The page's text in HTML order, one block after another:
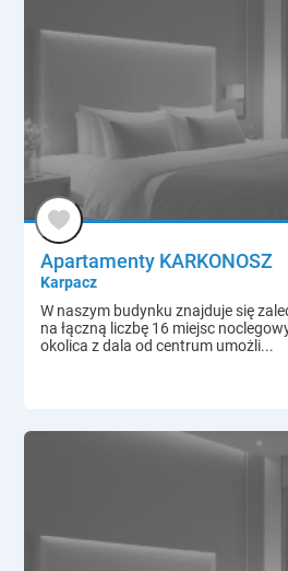
Apartamenty KARKONOSZ
Karpacz
W naszym budynku znajduje się
na łączną liczbę 16 miejsc
okolica z dala od centrum umożli...